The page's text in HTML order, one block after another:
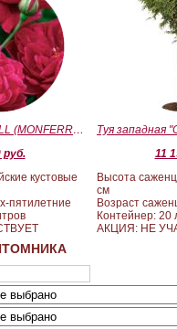
DARCEY BUSSELL (MONFERRATO) (Дарси Басл)
руб.
кустовые
пятилетние
11
Высота
см
Возраст
Контейнер: 20
АКЦИЯ: НЕ